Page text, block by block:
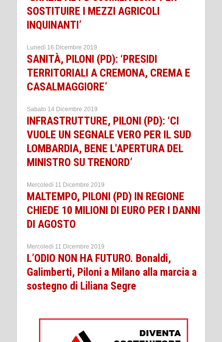
SOSTITUIRE I MEZZI AGRICOLI
INQUINANTI’
Lunedì 16 Dicembre 2019
SANITÀ, PILONI (PD): ‘PRESIDI
TERRITORIALI A CREMONA, CREMA E
CASALMAGGIORE’
Sabato 14 Dicembre 2019
INFRASTRUTTURE, PILONI (PD): ‘CI
VUOLE UN SEGNALE VERO PER IL SUD
LOMBARDIA, BENE L'APERTURA DEL
MINISTRO SU TRENORD’
Mercoledì 11 Dicembre 2019
MALTEMPO, PILONI (PD) IN REGIONE
CHIEDE 10 MILIONI DI EURO PER I DANNI
DI AGOSTO
Mercoledì 11 Dicembre 2019
L’ODIO NON HA FUTURO. Bonaldi,
Galimberti, Piloni a Milano alla marcia a
sostegno di Liliana Segre